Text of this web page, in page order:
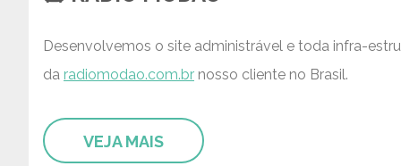
Desenvolvemos o site administrável e toda infra-
da radiomodao.com.br nosso cliente no Brasil.
VEJA MAIS